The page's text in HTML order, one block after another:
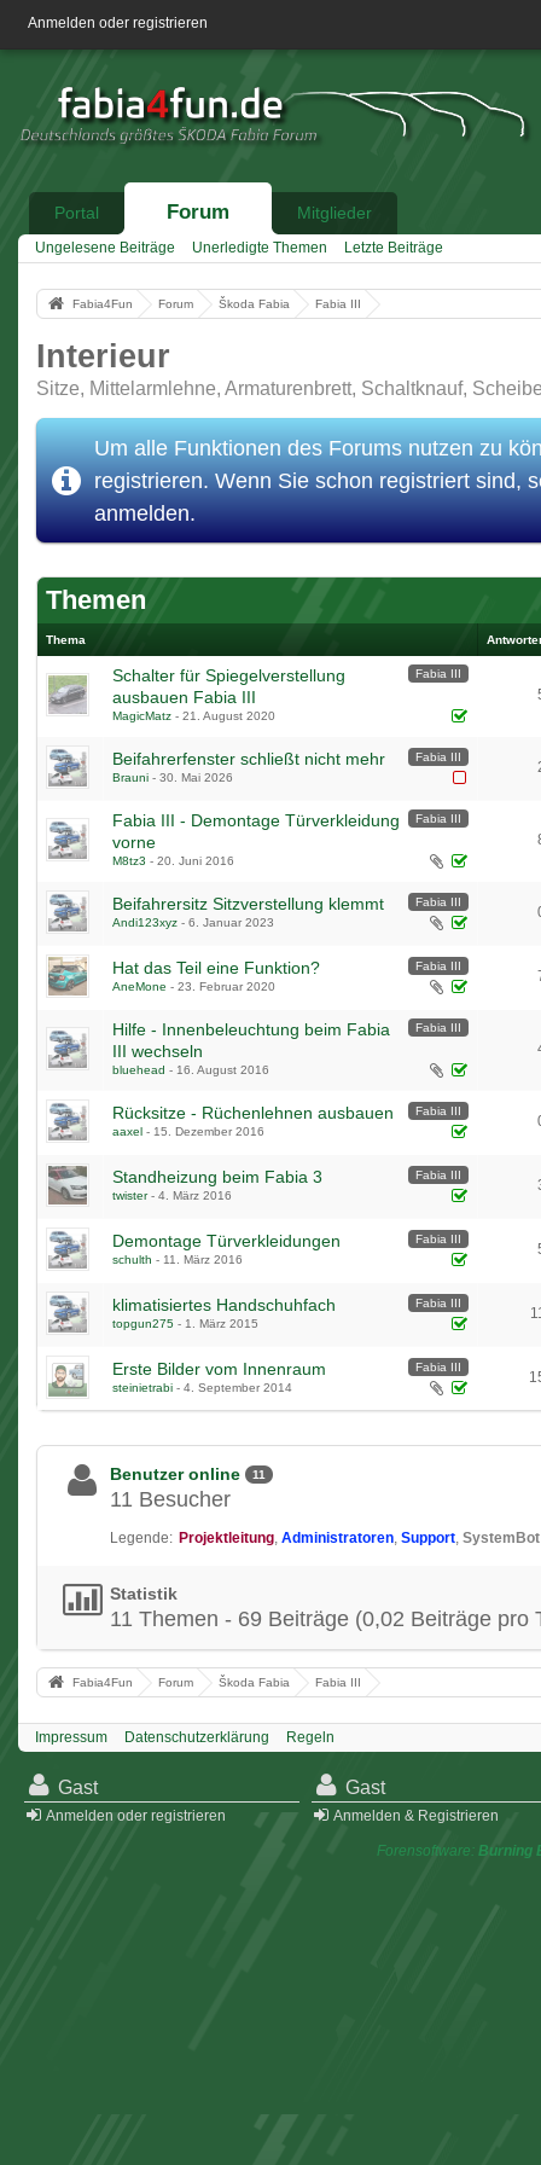
Anmelden oder registrieren
Portal Forum Mitglieder
Ungelesene Beiträge Unerledigte Themen Letzte Beiträge
Fabia4Fun Forum Škoda Fabia Fabia III
Interieur
Sitze, Mittelarmlehne, Armaturenbrett, Schaltknauf,
Um alle Funktionen des Forums nutzen zu
registrieren. Wenn Sie schon registriert sind,
anmelden.
Themen
Thema
Fabia III
Schalter für Spiegelverstellung
ausbauen Fabia III
MagicMatz - 21. August 2020
Fabia III
Beifahrerfenster schließt nicht mehr
Brauni - 30. Mai 2026
Fabia III
Fabia III - Demontage Türverkleidung
vorne
M8tz3 - 20. Juni 2016
Fabia III
Beifahrersitz Sitzverstellung klemmt
Andi123xyz - 6. Januar 2023
Fabia III
Hat das Teil eine Funktion?
AneMone - 23. Februar 2020
Fabia III
Hilfe - Innenbeleuchtung beim Fabia
III wechseln
bluehead - 16. August 2016
Fabia III
Rücksitze - Rüchenlehnen ausbauen
aaxel - 15. Dezember 2016
Fabia III
Standheizung beim Fabia 3
twister- 4. März 2016
Fabia III
Demontage Türverkleidungen
schulth - 11. März 2016
Fabia III
klimatisiertes Handschuhfach
topgun275 - 1. März 2015
Fabia III
Erste Bilder vom Innenraum
steinietrabi - 4. September 2014
Benutzer online 11
11 Besucher
Legende: Projektleitung Administratoren Support SystemBot
Statistik
11 Themen - 69 Beiträge (0,02 Beiträge pro
Fabia4Fun Forum Škoda Fabia Fabia III
Impressum Datenschutzerklärung Regeln
Gast
Anmelden oder registrieren
Gast
Anmelden & Registrieren
Forensoftware: Burning